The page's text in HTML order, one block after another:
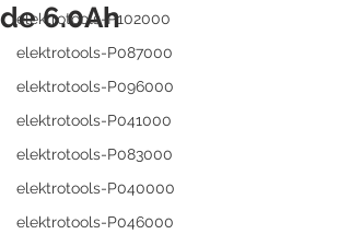
elektrotools-P102000
elektrotools-P087000
elektrotools-P096000
elektrotools-P041000
elektrotools-P083000
elektrotools-P040000
elektrotools-P046000
de 6.0Ah